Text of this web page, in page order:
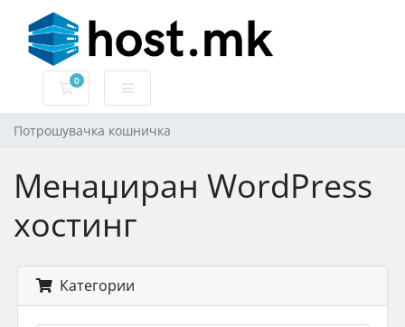
0
Потрошувачка кошничка
Потрошувачка кошничка
Менаџиран WordPress
хостинг
Категории